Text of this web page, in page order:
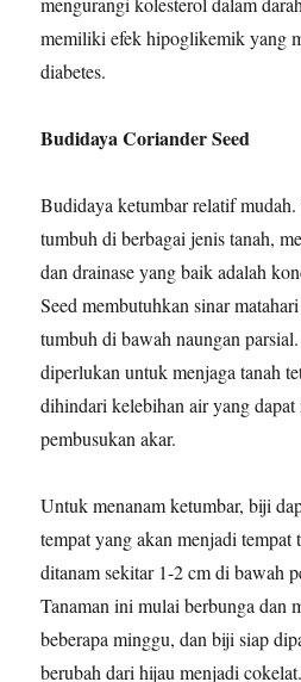
memiliki efek hipoglikemik yang
diabetes.
Budidaya Coriander Seed
Budidaya ketumbar relatif
tumbuh di berbagai jenis tanah,
dan drainase yang baik adalah
Seed membutuhkan sinar
tumbuh di bawah naungan
diperlukan untuk menjaga tanah
dihindari kelebihan air yang dapat
pembusukan akar.
Untuk menanam ketumbar, biji
tempat yang akan menjadi
ditanam sekitar 1-2 cm di bawah
Tanaman ini mulai berbunga dan
beberapa minggu, dan biji siap
berubah dari hijau menjadi cokelat.